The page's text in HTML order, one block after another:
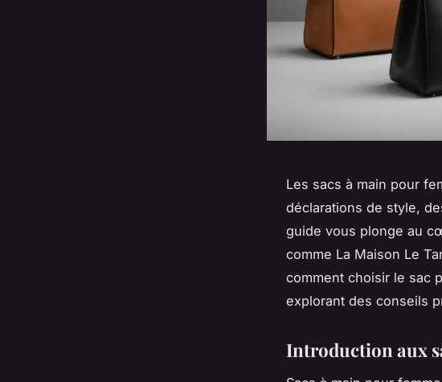
Les sacs à main pour
déclarations de style,
guide vous plonge au
comme La Maison Le
comment choisir le sac
explorant des conseils
Introduction aux